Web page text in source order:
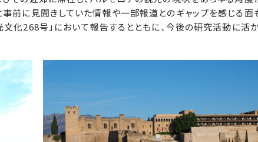
前に見聞きしていた情報や一部報道とのギャップを感じる面
化268号」において報告するとともに、今後の研究活動に活